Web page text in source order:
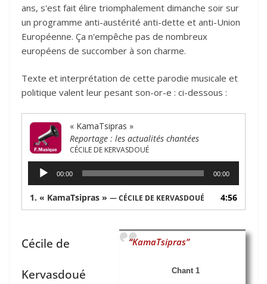
ans, s'est fait élire triomphalement dimanche soir sur
un programme anti-austérité anti-dette et anti-Union
Européenne. Ça n'empêche pas de nombreux
européens de succomber à son charme.
Texte et interprétation de cette parodie musicale et
politique valent leur pesant son-or-e : ci-dessous :
« KamaTsipras »
Reportage : les actualités chantées
CÉCILE DE KERVASDOUÉ
Lecteur
audio
00:00 00:00
1. « KamaTsipras » — CÉCILE DE KERVASDOUÉ 4:56
“KamaTsipras”
Chant 1
Cécile de
Kervasdoué